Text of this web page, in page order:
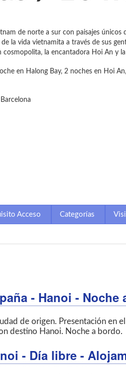
de norte a sur con paisajes únicos
la vida vietnamita a través de sus
cosmopolita, la encantadora Hoi An y
en Halong Bay, 2 noches en Hoi
Acceso Categorías
- Hanoi - Noche
de origen. Presentación en
destino Hanoi. Noche a bordo.
- Día libre -